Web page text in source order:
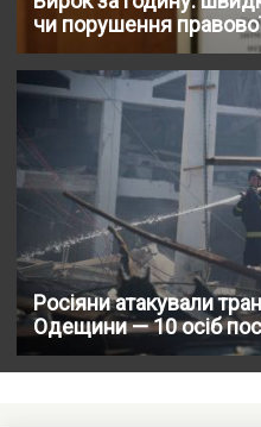
чи порушення
Росіяни атакували
Одещини — 10 осіб